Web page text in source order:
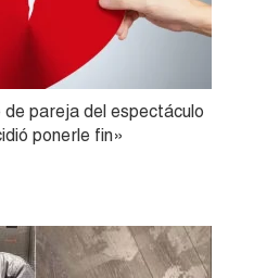
pareja del espectáculo
ponerle fin»